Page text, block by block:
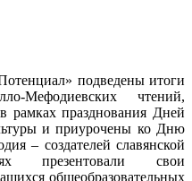
подведены итоги
Мефодиевских чтений,
рамках празднования Дней
и приурочены ко Дню
– создателей славянской
презентовали свои
общеобразовательных